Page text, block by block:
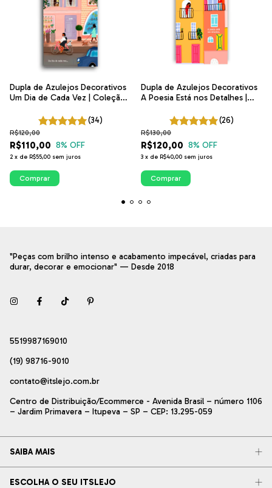
Dupla de Azulejos Decorativos
Um Dia de Cada Vez | Coleção
(34)
R$110,00
R$120,00
8% OFF
2 x de R$55,00 sem juros
Comprar
Dupla de Azulejos Decorativos
A Poesia Está nos Detalhes |
(26)
R$120,00
R$130,00
8% OFF
3 x de R$40,00 sem juros
Comprar
"Peças com brilho intenso e acabamento impecável, criadas para
durar, decorar e emocionar" — Desde 2018
5519987169010
(19) 98716-9010
contato@itslejo.com.br
Centro de Distribuição/Ecommerce - Avenida Brasil – número 1106
– Jardim Primavera – Itupeva – SP – CEP: 13.295-059
SAIBA MAIS
ESCOLHA O SEU ITSLEJO